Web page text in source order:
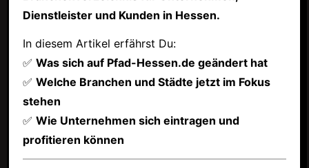
Dienstleister und Kunden in Hessen.
In diesem Artikel erfährst Du:
✅ Was sich auf Pfad-Hessen.de geändert hat
✅ Welche Branchen und Städte jetzt im Fokus
stehen
✅ Wie Unternehmen sich eintragen und
profitieren können